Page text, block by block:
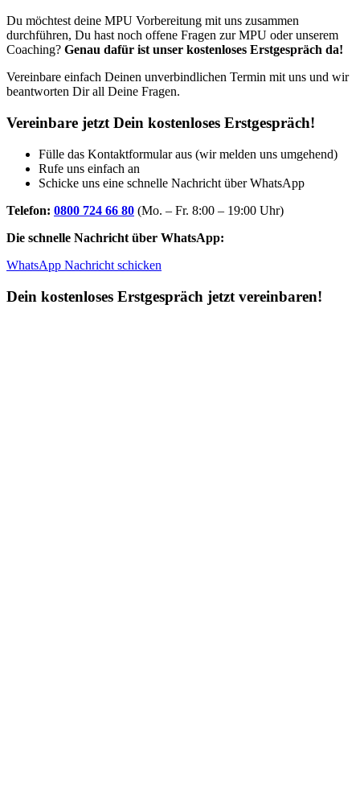
Du möchtest deine MPU Vorbereitung mit uns zusammen
durchführen, Du hast noch offene Fragen zur MPU oder unserem
Coaching? Genau dafür ist unser kostenloses Erstgespräch da!
Vereinbare einfach Deinen unverbindlichen Termin mit uns und wir
beantworten Dir all Deine Fragen.
Vereinbare jetzt Dein kostenloses Erstgespräch!
Fülle das Kontaktformular aus (wir melden uns umgehend)
Rufe uns einfach an
Schicke uns eine schnelle Nachricht über WhatsApp
Telefon: 0800 724 66 80 (Mo. – Fr. 8:00 – 19:00 Uhr)
Die schnelle Nachricht über WhatsApp:
WhatsApp Nachricht schicken
Dein kostenloses Erstgespräch jetzt vereinbaren!